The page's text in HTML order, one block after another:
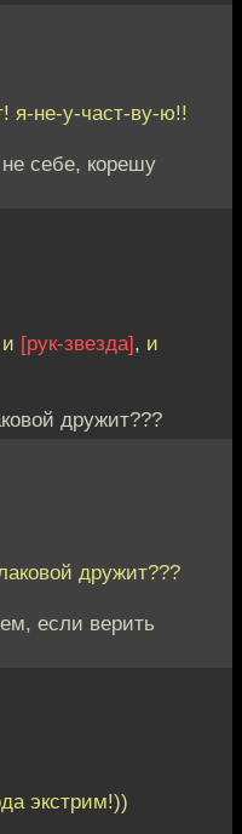
я-не-у-част-ву-ю!!
себе, корешу
[рук-звезда], и
дружит???
дружит???
если верить
экстрим!))